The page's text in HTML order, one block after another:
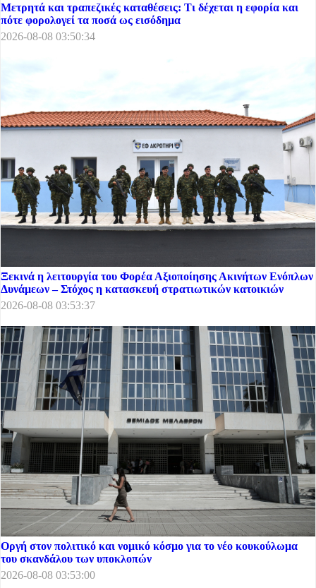
Μετρητά και τραπεζικές καταθέσεις: Τι δέχεται η εφορία και
πότε φορολογεί τα ποσά ως εισόδημα
2026-08-08 03:50:34
Ξεκινά η λειτουργία του Φορέα Αξιοποίησης Ακινήτων Ενόπλων
Δυνάμεων – Στόχος η κατασκευή στρατιωτικών κατοικιών
2026-08-08 03:53:37
Οργή στον πολιτικό και νομικό κόσμο για το νέο κουκούλωμα
του σκανδάλου των υποκλοπών
2026-08-08 03:53:00